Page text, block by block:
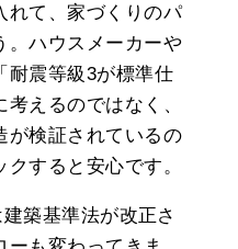
れて、家づくりのパ
。ハウスメーカーや
耐震等級3が標準仕
えるのではなく、
が検証されているの
すると安心です。
築基準法が改正さ